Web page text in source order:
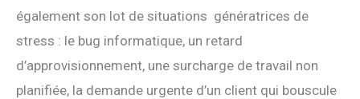
également son lot de situations génératrices de
stress : le bug informatique, un retard
d’approvisionnement, une surcharge de travail non
planifiée, la demande urgente d’un client qui bouscule